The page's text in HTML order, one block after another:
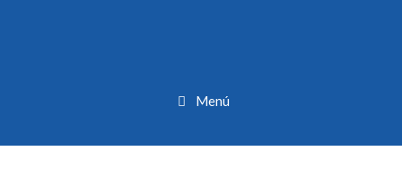
Menú